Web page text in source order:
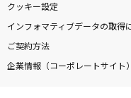
クッキー設定
インフォマティブデータの取得
ご契約方法
企業情報（コーポレートサイト）